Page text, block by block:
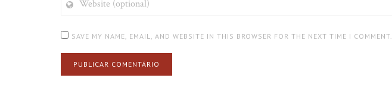
(OPTIONAL)
SAVE MY NAME, EMAIL, AND WEBSITE IN THIS BROWSER FOR THE NEXT TIME I COMMENT.